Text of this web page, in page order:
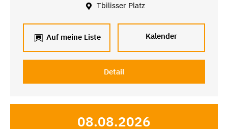
Tbilisser Platz
Auf meine Liste Kalender
Detail
08.08.2026